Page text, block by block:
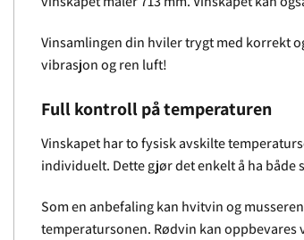
Vinsamlingen din hviler trygt med korrekt
vibrasjon og ren luft!
Full kontroll på temperaturen
Vinskapet har to fysisk avskilte
individuelt. Dette gjør det enkelt å ha
Som en anbefaling kan hvitvin og
temperatursonen. Rødvin kan oppbevares